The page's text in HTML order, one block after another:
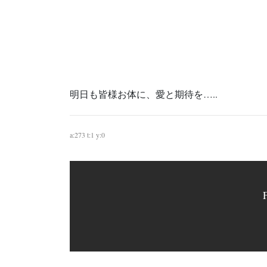
明日も皆様お体に、愛と期待を…..
a:273 t:1 y:0